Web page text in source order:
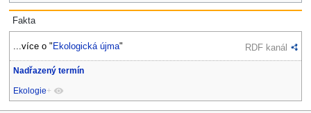
Fakta
...více o " Ekologická újma" RDF kanál
Nadřazený termín
Ekologie+